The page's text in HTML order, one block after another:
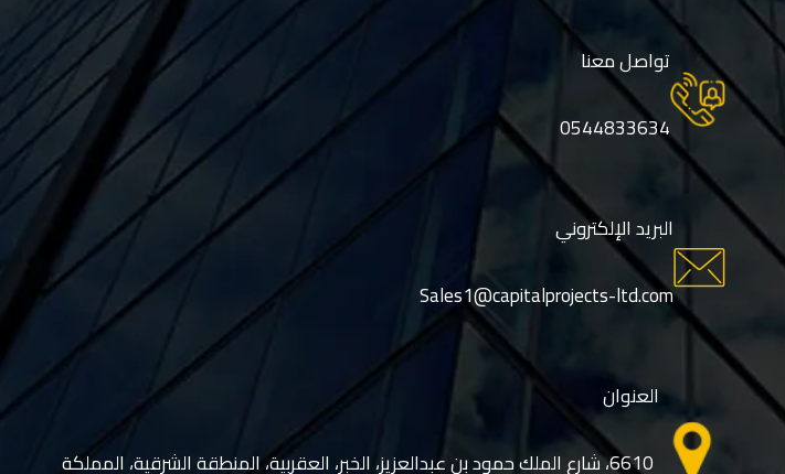
تواصل معنا
0544833634
البريد الإلكتروني
Sales1@capitalprojects-ltd.com
العنوان
6610، شارع الملك حمود بن عبدالعزيز، الخبر، العقربية، المنطقة الشرقية، المملكة